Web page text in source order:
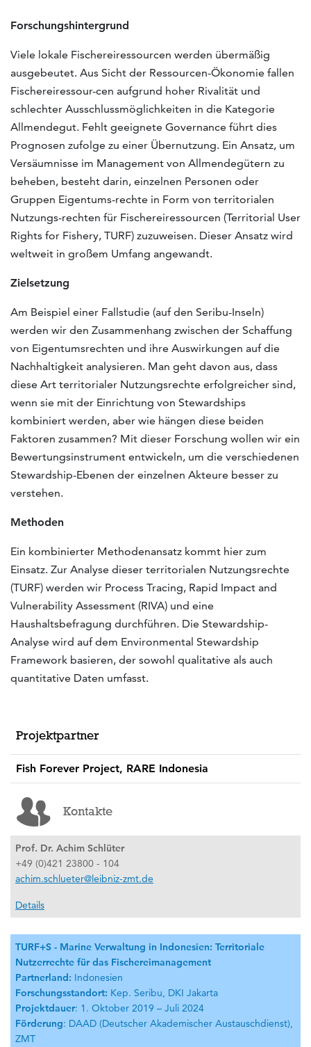
Forschungshintergrund
Viele lokale Fischereiressourcen werden übermäßig
ausgebeutet. Aus Sicht der Ressourcen-Ökonomie fallen
Fischereiressour-cen aufgrund hoher Rivalität und
schlechter Ausschlussmöglichkeiten in die Kategorie
Allmendegut. Fehlt geeignete Governance führt dies
Prognosen zufolge zu einer Übernutzung. Ein Ansatz, um
Versäumnisse im Management von Allmendegütern zu
beheben, besteht darin, einzelnen Personen oder
Gruppen Eigentums-rechte in Form von territorialen
Nutzungs-rechten für Fischereiressourcen (Territorial User
Rights for Fishery, TURF) zuzuweisen. Dieser Ansatz wird
weltweit in großem Umfang angewandt.
Zielsetzung
Am Beispiel einer Fallstudie (auf den Seribu-Inseln)
werden wir den Zusammenhang zwischen der Schaffung
von Eigentumsrechten und ihre Auswirkungen auf die
Nachhaltigkeit analysieren. Man geht davon aus, dass
diese Art territorialer Nutzungsrechte erfolgreicher sind,
wenn sie mit der Einrichtung von Stewardships
kombiniert werden, aber wie hängen diese beiden
Faktoren zusammen? Mit dieser Forschung wollen wir ein
Bewertungsinstrument entwickeln, um die verschiedenen
Stewardship-Ebenen der einzelnen Akteure besser zu
verstehen.
Methoden
Ein kombinierter Methodenansatz kommt hier zum
Einsatz. Zur Analyse dieser territorialen Nutzungsrechte
(TURF) werden wir Process Tracing, Rapid Impact and
Vulnerability Assessment (RIVA) und eine
Haushaltsbefragung durchführen. Die Stewardship-
Analyse wird auf dem Environmental Stewardship
Framework basieren, der sowohl qualitative als auch
quantitative Daten umfasst.
Projektpartner
Fish Forever Project, RARE Indonesia
Kontakte
Prof. Dr. Achim Schlüter
+49 (0)421 23800 - 104
achim.schlueter@leibniz-zmt.de
Details
TURF+S - Marine Verwaltung in Indonesien: Territoriale
Nutzerrechte für das Fischereimanagement
Partnerland: Indonesien
Forschungsstandort: Kep. Seribu, DKI Jakarta
Projektdauer: 1. Oktober 2019 – Juli 2024
Förderung: DAAD (Deutscher Akademischer Austauschdienst),
ZMT